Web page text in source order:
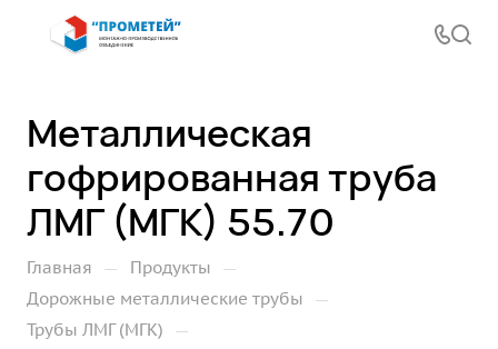
Металлическая
гофрированная труба
ЛМГ (МГК) 55.70
Главная — Продукты —
Дорожные металлические трубы —
Трубы ЛМГ (МГК) —